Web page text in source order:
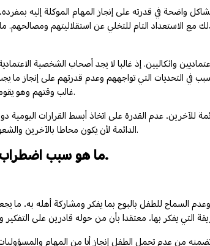
واضحة في قدرته على إنجاز المهام الموكلة إليه
مع الاستعداد التام للتخلي عن استقلاليتهم
واتكاليين. إذ غالبا لا يجد أصحاب الشخصية
التحديات التي تواجههم وعدم قدرتهم على إنجاز ما
غالب وقتهم وهو يقومون بإلقاء اللوم عليك جراء ذلك.
للآخرين، عدم القدرة على اتخاذ أبسط القرارات اليومية
الدائمة لأن يكون محاطا بالآخرين إذا بقي بمفرده.
ما هو سبب اضطراب الشخصية الاعتمادية.
السماح للطفل بالبوح بما يفكر ومشاركة أهله به، ما
من عدم تحمل الطفل إنجاز أيا من المهام